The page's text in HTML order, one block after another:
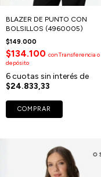
BLAZER DE PUNTO CON
BOLSILLOS (4960005)
$149.000
$134.100 conTransferencia o
depósito
6cuotas sin interés de
$24.833,33
COMPRAR